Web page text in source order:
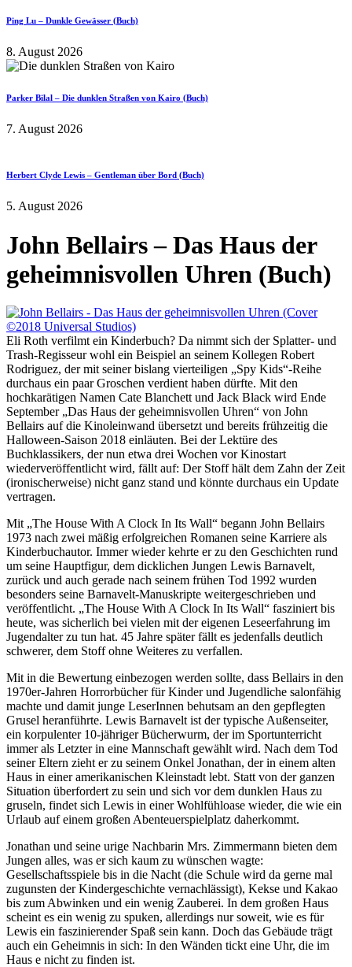
Ping Lu – Dunkle Gewässer (Buch)
8. August 2026
Parker Bilal – Die dunklen Straßen von Kairo (Buch)
7. August 2026
Herbert Clyde Lewis – Gentleman über Bord (Buch)
5. August 2026
John Bellairs – Das Haus der
geheimnisvollen Uhren (Buch)
Eli Roth verfilmt ein Kinderbuch? Da nimmt sich der Splatter- und
Trash-Regisseur wohl ein Beispiel an seinem Kollegen Robert
Rodriguez, der mit seiner bislang vierteiligen „Spy Kids“-Reihe
durchaus ein paar Groschen verdient haben dürfte. Mit den
hochkarätigen Namen Cate Blanchett und Jack Black wird Ende
September „Das Haus der geheimnisvollen Uhren“ von John
Bellairs auf die Kinoleinwand übersetzt und bereits frühzeitig die
Halloween-Saison 2018 einläuten. Bei der Lektüre des
Buchklassikers, der nun etwa drei Wochen vor Kinostart
wiederveröffentlicht wird, fällt auf: Der Stoff hält dem Zahn der Zeit
(ironischerweise) nicht ganz stand und könnte durchaus ein Update
vertragen.
Mit „The House With A Clock In Its Wall“ begann John Bellairs
1973 nach zwei mäßig erfolgreichen Romanen seine Karriere als
Kinderbuchautor. Immer wieder kehrte er zu den Geschichten rund
um seine Hauptfigur, dem dicklichen Jungen Lewis Barnavelt,
zurück und auch gerade nach seinem frühen Tod 1992 wurden
besonders seine Barnavelt-Manuskripte weitergeschrieben und
veröffentlicht. „The House With A Clock In Its Wall“ fasziniert bis
heute, was sicherlich bei vielen mit der eigenen Leseerfahrung im
Jugendalter zu tun hat. 45 Jahre später fällt es jedenfalls deutlich
schwerer, dem Stoff ohne Weiteres zu verfallen.
Mit in die Bewertung einbezogen werden sollte, dass Bellairs in den
1970er-Jahren Horrorbücher für Kinder und Jugendliche salonfähig
machte und damit junge LeserInnen behutsam an den gepflegten
Grusel heranführte. Lewis Barnavelt ist der typische Außenseiter,
ein korpulenter 10-jähriger Bücherwurm, der im Sportunterricht
immer als Letzter in eine Mannschaft gewählt wird. Nach dem Tod
seiner Eltern zieht er zu seinem Onkel Jonathan, der in einem alten
Haus in einer amerikanischen Kleinstadt lebt. Statt von der ganzen
Situation überfordert zu sein und sich vor dem dunklen Haus zu
gruseln, findet sich Lewis in einer Wohlfühloase wieder, die wie ein
Urlaub auf einem großen Abenteuerspielplatz daherkommt.
Jonathan und seine urige Nachbarin Mrs. Zimmermann bieten dem
Jungen alles, was er sich kaum zu wünschen wagte:
Gesellschaftsspiele bis in die Nacht (die Schule wird da gerne mal
zugunsten der Kindergeschichte vernachlässigt), Kekse und Kakao
bis zum Abwinken und ein wenig Zauberei. In dem großen Haus
scheint es ein wenig zu spuken, allerdings nur soweit, wie es für
Lewis ein faszinierender Spaß sein kann. Doch das Gebäude trägt
auch ein Geheimnis in sich: In den Wänden tickt eine Uhr, die im
Haus e nicht zu finden ist.